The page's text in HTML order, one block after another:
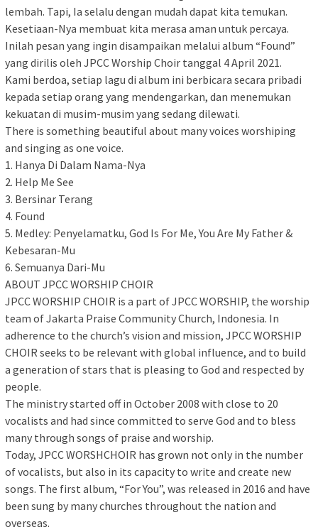
lembah. Tapi, Ia selalu dengan mudah dapat kita temukan.
Kesetiaan-Nya membuat kita merasa aman untuk percaya.
Inilah pesan yang ingin disampaikan melalui album “Found”
yang dirilis oleh JPCC Worship Choir tanggal 4 April 2021.
Kami berdoa, setiap lagu di album ini berbicara secara pribadi
kepada setiap orang yang mendengarkan, dan menemukan
kekuatan di musim-musim yang sedang dilewati.
There is something beautiful about many voices worshiping
and singing as one voice.
1. Hanya Di Dalam Nama-Nya
2. Help Me See
3. Bersinar Terang
4. Found
5. Medley: Penyelamatku, God Is For Me, You Are My Father &
Kebesaran-Mu
6. Semuanya Dari-Mu
ABOUT JPCC WORSHIP CHOIR
JPCC WORSHIP CHOIR is a part of JPCC WORSHIP, the worship
team of Jakarta Praise Community Church, Indonesia. In
adherence to the church’s vision and mission, JPCC WORSHIP
CHOIR seeks to be relevant with global influence, and to build
a generation of stars that is pleasing to God and respected by
people.
The ministry started off in October 2008 with close to 20
vocalists and had since committed to serve God and to bless
many through songs of praise and worship.
Today, JPCC WORSHCHOIR has grown not only in the number
of vocalists, but also in its capacity to write and create new
songs. The first album, “For You”, was released in 2016 and have
been sung by many churches throughout the nation and
overseas.